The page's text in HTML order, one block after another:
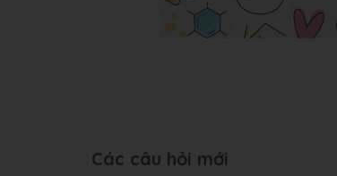
Các câu hỏi mới